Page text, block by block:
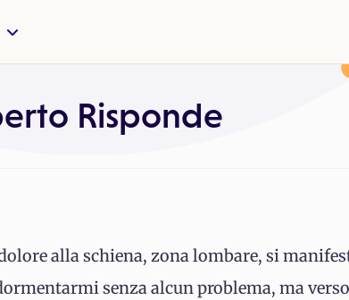
Risponde
alla schiena, zona lombare, si
senza alcun problema, ma